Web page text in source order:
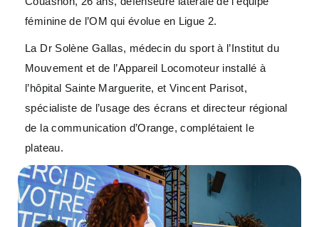
féminine de l’OM qui évolue en Ligue 2.
La Dr Solène Gallas, médecin du sport à l’Institut du
Mouvement et de l’Appareil Locomoteur installé à
l’hôpital Sainte Marguerite, et Vincent Parisot,
spécialiste de l’usage des écrans et directeur régional
de la communication d’Orange, complétaient le
plateau.